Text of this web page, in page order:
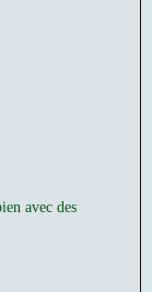
avec des